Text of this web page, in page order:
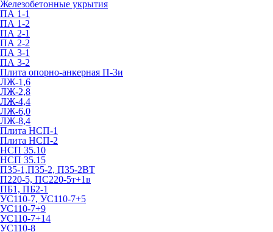
Железобетонные укрытия
ПА 1-1
ПА 1-2
ПА 2-1
ПА 2-2
ПА 3-1
ПА 3-2
Плита опорно-анкерная П-3и
ЛЖ-1,6
ЛЖ-2,8
ЛЖ-4,4
ЛЖ-6,0
ЛЖ-8,4
Плита НСП-1
Плита НСП-2
НСП 35.10
НСП 35.15
П35-1,П35-2, П35-2ВТ
П220-5, ПС220-5т+1в
ПБ1, ПБ2-1
УС110-7, УС110-7+5
УС110-7+9
УС110-7+14
УС110-8